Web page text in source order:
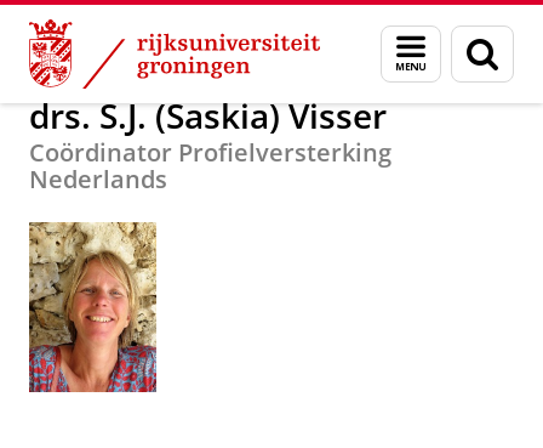
Skip
Content
Skip
Navigation
Menu
en
zoeken
Over ons drs. S.J. (Saskia) Visser
drs. S.J. (Saskia) Visser
Coördinator Profielversterking
Nederlands